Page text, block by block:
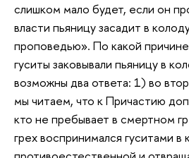
слишком мало будет, если он
власти пьяницу засадит в
проповедью». По какой
гуситы заковывали пьяницу в
возможны два ответа: 1) во
мы читаем, что к Причастию
кто не пребывает в смертном
грех воспринимался гуситами в